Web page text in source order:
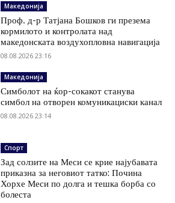
Македонија
Проф. д-р Татјана Бошков ги презема
кормилото и контролата над
македонската воздухопловна навигација
08.08.2026 23:16
Македонија
Симболот на ќор-сокакот станува
симбол на отворен комуникациски канал
08.08.2026 23:14
Спорт
Зад солзите на Меси се крие најубавата
приказна за неговиот татко: Почина
Хорхе Меси по долга и тешка борба со
болеста